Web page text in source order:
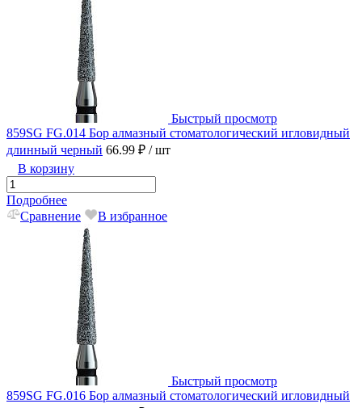
Быстрый просмотр
859SG FG.014 Бор алмазный стоматологический игловидный
длинный черный 66.99 ₽ / шт
В корзину
Подробнее
Сравнение
В избранное
Быстрый просмотр
859SG FG.016 Бор алмазный стоматологический игловидный